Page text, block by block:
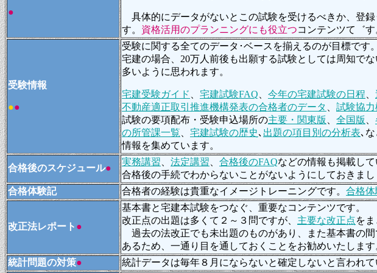
●
具体的にデータがないとこの試験を受けるべきか、登
す。 資格活用のプランニングにも役立つコンテンツて゛す
受験情報
●●
受験に関する全てのデータ･ベースを揃えるのが目標です。
宅建の場合、20万人前後も出願する試験としては周知で
多いように思われます。
宅建受験ガイド 宅建試験FAQ 今年の宅建試験の日程
不動産適正取引推進機構発表の合格者のデータ
試験協
試験の要項配布・受験申込場所の主要・関東版 全国版
の所管課一覧 宅建試験の歴史､ 出題の項目別の分析表､
情報を集めています。
合格後のスケジュール●
実務講習 法定講習 合格後のFAQなどの情報も掲載して
合格後の手続でわからないことがないようにしておきまし
合格体験記
合格者の経験は貴重なイメージトレーニングです。 合格
改正法レポート ●
基本書と宅建本試験をつなぐ、重要なコンテンツです。
改正点の出題は多くて２～３問ですが、 主要な改正点をま
過去の法改正でも未出題のものがあり、また基本書の
あるため、一通り目を通しておくことをお勧めいたします
統計問題の対策● 統計データは毎年８月にならないと確定しないと言われ